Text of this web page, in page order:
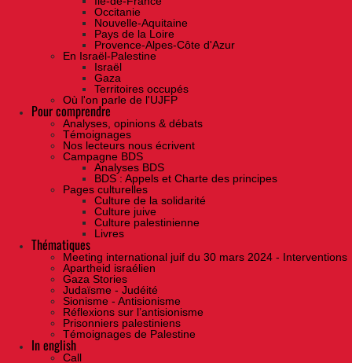
Occitanie
Nouvelle-Aquitaine
Pays de la Loire
Provence-Alpes-Côte d'Azur
En Israël-Palestine
Israël
Gaza
Territoires occupés
Où l'on parle de l'UJFP
Pour comprendre
Analyses, opinions & débats
Témoignages
Nos lecteurs nous écrivent
Campagne BDS
Analyses BDS
BDS : Appels et Charte des principes
Pages culturelles
Culture de la solidarité
Culture juive
Culture palestinienne
Livres
Thématiques
Meeting international juif du 30 mars 2024 - Interventions
Apartheid israélien
Gaza Stories
Judaïsme - Judéité
Sionisme - Antisionisme
Réflexions sur l’antisionisme
Prisonniers palestiniens
Témoignages de Palestine
In english
Call